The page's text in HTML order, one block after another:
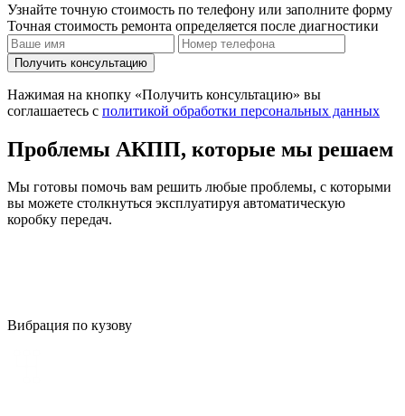
Узнайте точную стоимость по телефону или заполните форму
Точная стоимость ремонта определяется после диагностики
Получить консультацию
Нажимая на кнопку «Получить консультацию» вы
соглашаетесь с политикой обработки персональных данных
Проблемы АКПП, которые мы решаем
Мы готовы помочь вам решить любые проблемы, с которыми
вы можете столкнуться эксплуатируя автоматическую
коробку передач.
Вибрация по кузову